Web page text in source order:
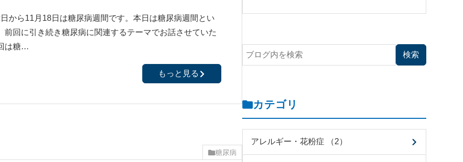
から11月18日は糖尿病週間です。本日は糖尿病週間とい
前回に引き続き糖尿病に関連するテーマでお話させていた
は糖…
もっと見る
糖尿病
カテゴリ
アレルギー・花粉症 （2）